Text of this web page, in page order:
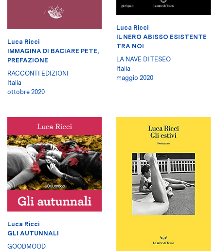
Luca Ricci
IMMAGINA DI BACIARE PETE,
PREFAZIONE
RACCONTI EDIZIONI
Italia
ottobre 2020
Luca Ricci
IL NERO ABISSO ESISTENTE
TRA NOI
LA NAVE DI TESEO
Italia
maggio 2020
Luca Ricci
GLI AUTUNNALI
GOODMOOD